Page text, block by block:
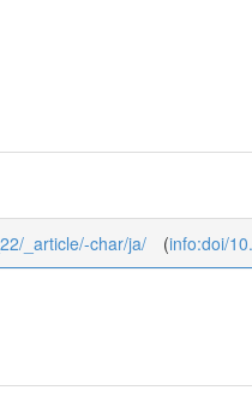
_article/-char/ja/ (info:doi/